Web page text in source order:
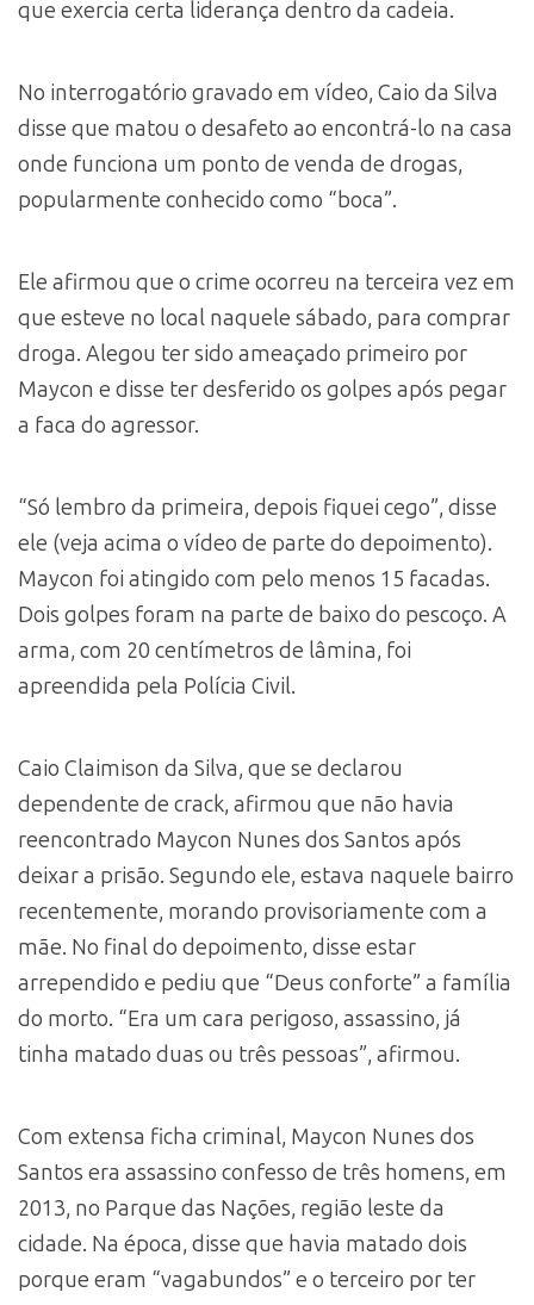
que exercia certa liderança dentro da cadeia.
No interrogatório gravado em vídeo, Caio da Silva
disse que matou o desafeto ao encontrá-lo na casa
onde funciona um ponto de venda de drogas,
popularmente conhecido como “boca”.
Ele afirmou que o crime ocorreu na terceira vez em
que esteve no local naquele sábado, para comprar
droga. Alegou ter sido ameaçado primeiro por
Maycon e disse ter desferido os golpes após pegar
a faca do agressor.
“Só lembro da primeira, depois fiquei cego”, disse
ele (veja acima o vídeo de parte do depoimento).
Maycon foi atingido com pelo menos 15 facadas.
Dois golpes foram na parte de baixo do pescoço. A
arma, com 20 centímetros de lâmina, foi
apreendida pela Polícia Civil.
Caio Claimison da Silva, que se declarou
dependente de crack, afirmou que não havia
reencontrado Maycon Nunes dos Santos após
deixar a prisão. Segundo ele, estava naquele bairro
recentemente, morando provisoriamente com a
mãe. No final do depoimento, disse estar
arrependido e pediu que “Deus conforte” a família
do morto. “Era um cara perigoso, assassino, já
tinha matado duas ou três pessoas”, afirmou.
Com extensa ficha criminal, Maycon Nunes dos
Santos era assassino confesso de três homens, em
2013, no Parque das Nações, região leste da
cidade. Na época, disse que havia matado dois
porque eram “vagabundos” e o terceiro por ter